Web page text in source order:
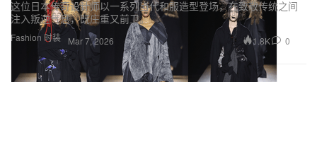
Fashion 时装
这位日本传奇设计师以一系列当代和服造型登场，在致敬传统之间
注入叛逆气息，既庄重又前卫。
Mar 7, 2026 1.8K 0